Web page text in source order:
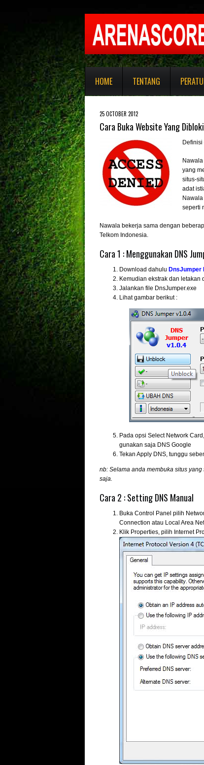
HOME TENTANG
25 OCTOBER 2012
Cara Buka Website Yang
yang
situs-
adat
seperti
Nawala bekerja sama dengan
Telkom Indonesia.
Cara 1 : Menggunakan DNS
Download dahulu DnsJumper
Kemudian ekstrak dan letakan
Jalankan file DnsJumper.exe
Lihat gambar berikut :
Pada opsi Select Network
gunakan saja DNS Google
Tekan Apply DNS, tunggu
nb: Selama anda membuka situs
saja.
Cara 2 : Setting DNS Manual
Buka Control Panel pilih
Connection atau Local Area
Klik Properties, pilih Internet